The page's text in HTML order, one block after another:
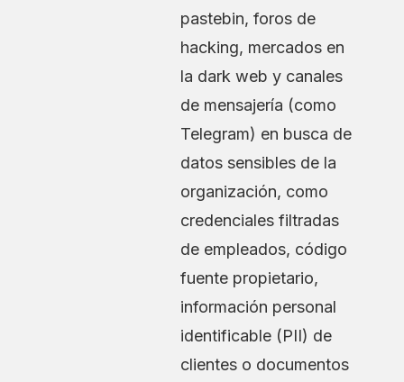
pastebin, foros de
hacking, mercados en
la dark web y canales
de mensajería (como
Telegram) en busca de
datos sensibles de la
organización, como
credenciales filtradas
de empleados, código
fuente propietario,
información personal
identificable (PII) de
clientes o documentos